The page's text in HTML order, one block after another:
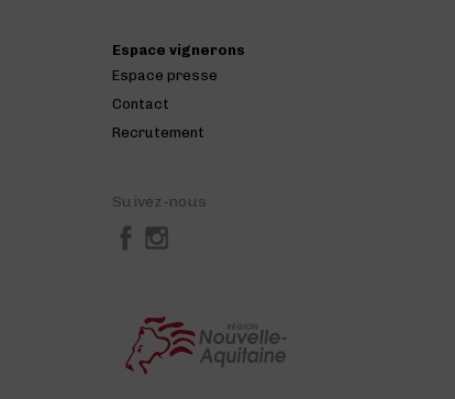
Espace vignerons
Espace presse
Contact
Recrutement
Suivez-nous